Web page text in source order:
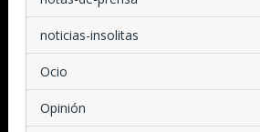
noticias-insolitas
Ocio
Opinión